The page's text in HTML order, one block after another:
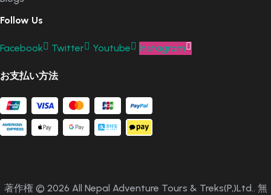
Follow Us
Facebook Twitter Youtube Instagram
お支払い方法
著作権 © 2026 All Nepal Adventure Tours & Treks(P,)Ltd.. 無